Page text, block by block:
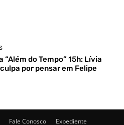
“Além do Tempo” 15h: Lívia
por pensar em Felipe
Fale Conosco Expediente